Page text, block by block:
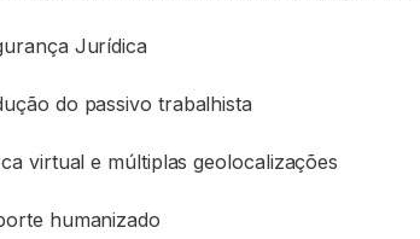
Jurídica
do passivo trabalhista
virtual e múltiplas geolocalizações
humanizado